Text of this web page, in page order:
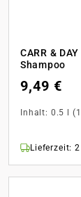
CARR &
Shampoo
9,49 €
Inhalt: 0.5 l
Lieferzeit: